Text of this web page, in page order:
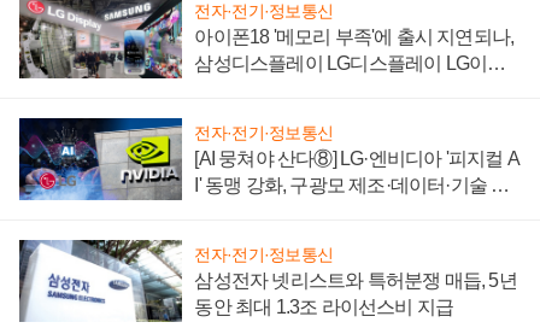
전자·전기·정보통신
아이폰18 '메모리 부족'에 출시 지연되나,
삼성디스플레이 LG디스플레이 LG이노
전자·전기·정보통신
[AI 뭉쳐야 산다⑧] LG·엔비디아 '피지컬 A
I' 동맹 강화, 구광모 제조·데이터·기술 결
전자·전기·정보통신
삼성전자 넷리스트와 특허분쟁 매듭, 5년
동안 최대 1.3조 라이선스비 지급